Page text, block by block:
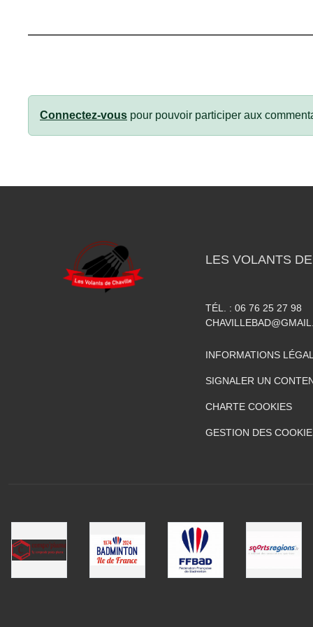
Connectez-vous pour pouvoir participer aux
LES VOLANTS
TÉL. : 06 76 25 27 98
INFORMATIONS
SIGNALER UN
CHARTE COOKIES
GESTION DES